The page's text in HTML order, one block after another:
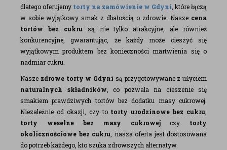
dlatego oferujemy torty na zamówienie w Gdyni , które łączą
w sobie wyjątkowy smak z dbałością o zdrowie. Nasze cena
tortów bez cukrusą nie tylko atrakcyjne, ale również
konkurencyjne, gwarantując, że każdy może cieszyć się
wyjątkowym produktem bez konieczności martwienia się o
nadmiar cukru.
Nasze zdrowe torty w Gdyni są przygotowywane z użyciem
naturalnych składników , co pozwala na cieszenie się
smakiem prawdziwych tortów bez dodatku masy cukrowej.
Niezależnie od okazji, czy to torty urodzinowe bez cukru
torty weselne bez masy cukrowejczy torty
okolicznościowe bez cukru , nasza oferta jest dostosowana
do potrzeb każdego, kto szuka zdrowszych alternatyw.